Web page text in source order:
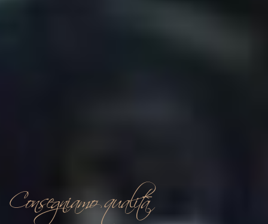
Consegniamo qualità